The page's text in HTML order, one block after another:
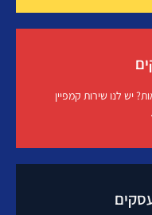
יש לנו שירות קמפיין